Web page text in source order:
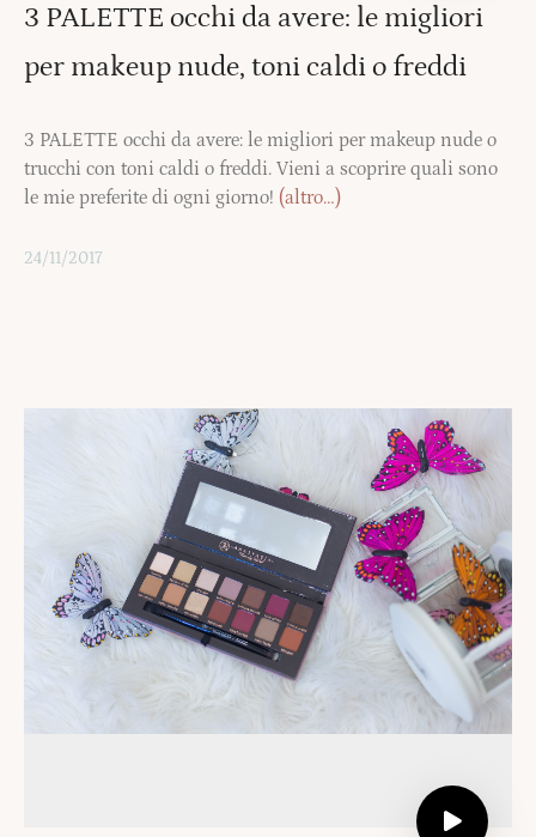
3 PALETTE occhi da avere: le migliori
per makeup nude, toni caldi o freddi
3 PALETTE occhi da avere: le migliori per makeup nude o
trucchi con toni caldi o freddi. Vieni a scoprire quali sono
le mie preferite di ogni giorno! (altro…)
24/11/2017